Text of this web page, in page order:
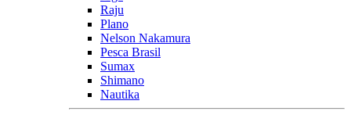
Raju
Plano
Nelson Nakamura
Pesca Brasil
Sumax
Shimano
Nautika